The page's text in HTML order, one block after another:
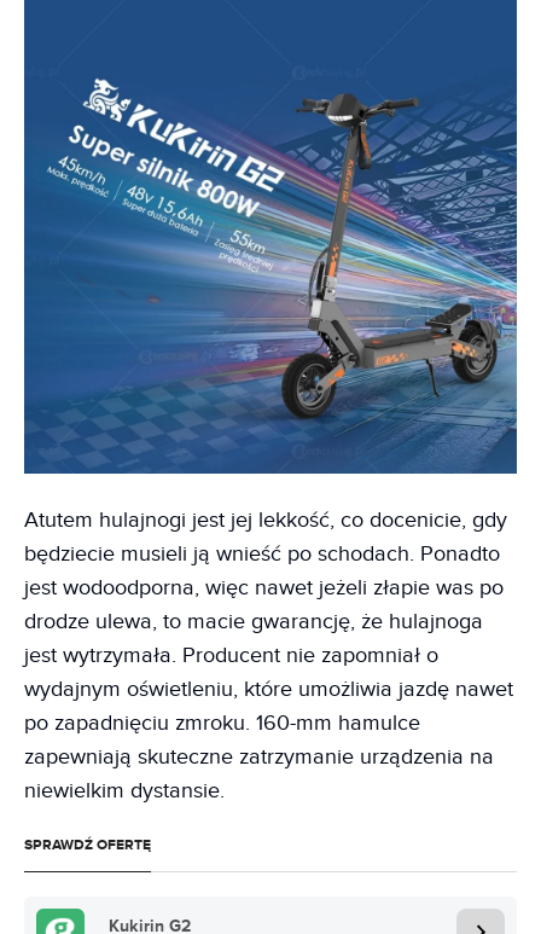
Atutem hulajnogi jest jej lekkość, co docenicie, gdy
będziecie musieli ją wnieść po schodach. Ponadto
jest wodoodporna, więc nawet jeżeli złapie was po
drodze ulewa, to macie gwarancję, że hulajnoga
jest wytrzymała. Producent nie zapomniał o
wydajnym oświetleniu, które umożliwia jazdę nawet
po zapadnięciu zmroku. 160-mm hamulce
zapewniają skuteczne zatrzymanie urządzenia na
niewielkim dystansie.
SPRAWDŹ OFERTĘ
Kukirin G2